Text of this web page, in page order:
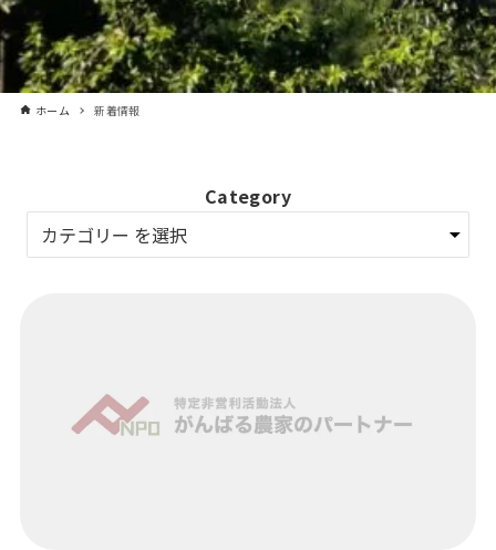
ホーム 新着情報
Category